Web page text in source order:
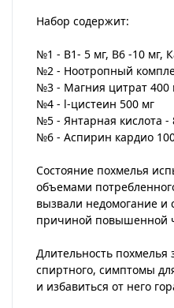
Набор содержит:
№1 - В1- 5 мг, В6 -10 мг,
№2 - Ноотропный
№3 - Магния цитрат 400
№4 - l-цистеин 500 мг
№5 - Янтарная кислота -
№6 - Аспирин кардио
Состояние похмелья
объемами
вызвали недомогание и
причиной повышенной
Длительность похмелья
спиртного, симптомы
и избавиться от него